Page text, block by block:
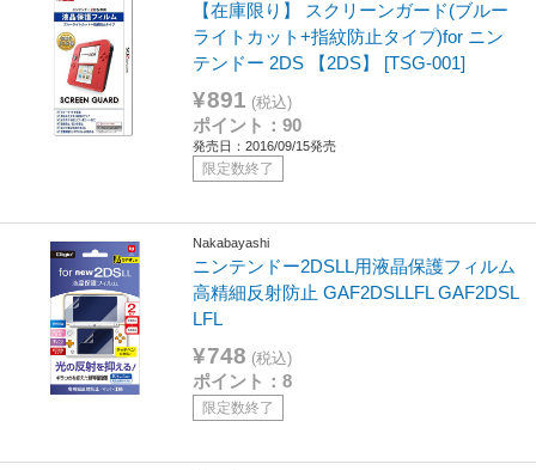
【在庫限り】 スクリーンガード(ブルー
ライトカット+指紋防止タイプ)for ニン
テンドー 2DS 【2DS】 [TSG-001]
¥891 (税込)
ポイント：90
発売日：2016/09/15発売
限定数終了
Nakabayashi
ニンテンドー2DSLL用液晶保護フィルム
高精細反射防止 GAF2DSLLFL GAF2DSL
LFL
¥748 (税込)
ポイント：8
限定数終了